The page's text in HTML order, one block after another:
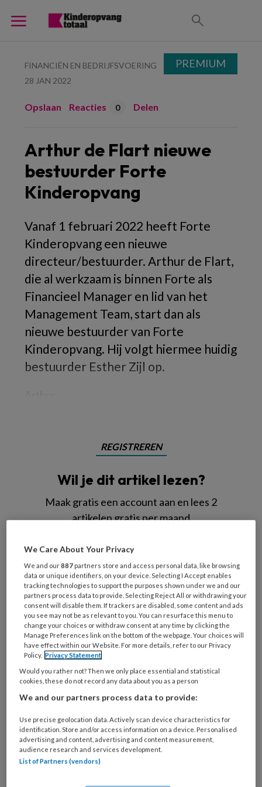
FINANCIËN EN BEDRIJFSVOERING
28 JAN 2022
Opslaan Reacties 0 Delen
Arthur de Flart nieuwe
bestuurder Forte
Kinderopvang
Vanaf 1 februari 2022 heeft Forte
Kinderopvang een nieuwe
directeur/bestuurder. Arthur de Flart,
die al werkzaam is binnen Forte als
Financieel Manager en lid van het
Management Team, start dan als
nieuwe bestuurder van Forte
Kinderopvang. Hij volgt hiermee huidig
bestuurder Esther Zijl op.
REGISTREREN
Wil je dit artikel lezen?
Maak gratis een account aan en lees 2
artikelen gratis per maand
Al een account of abonnement?
Wat
is
je
e-
mailadres?
* *
Kies
je
wachtwoord*
Kies
je
functie *
Bij
welke
organisatie
werk
Untitled
PREMIUM
We Care About Your Privacy
We and our887 partners store and access personal data, like browsing
data or unique identifiers, on your device. Selecting I Accept enables
tracking technologies to support the purposes shown under we and our
partners process data to provide. Selecting Reject All or withdrawing your
consent will disable them. If trackers are disabled, some content and ads
you see may not be as relevant to you. You can resurface this menu to
change your choices or withdraw consent at any time by clicking the
Manage Preferences link on the bottom of the webpage. Your choices will
have effect within our Website. For more details, refer to our Privacy
Policy. Privacy Statement
Would you rather not? Then we only place essential and statistical
cookies, these do not record any data about you as a person
We and our partners process data to provide:
Use precise geolocation data. Actively scan device characteristics for
identification. Store and/or access information on a device. Personalised
advertising and content, advertising and content measurement,
audience research and services development.
List of Partners (vendors)